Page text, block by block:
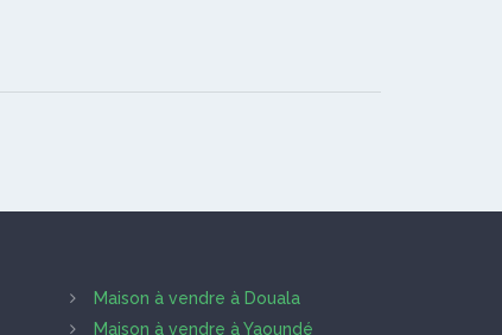
Maison à vendre à Douala
Maison à vendre à Yaoundé